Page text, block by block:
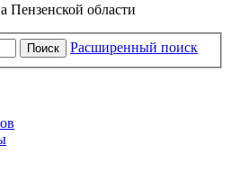
Пензенской области
Поиск Расширенный поиск